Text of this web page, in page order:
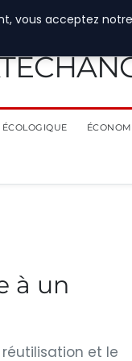
à un
réutilisation et le
vous acceptez